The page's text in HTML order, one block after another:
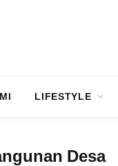
LIFESTYLE
Desa